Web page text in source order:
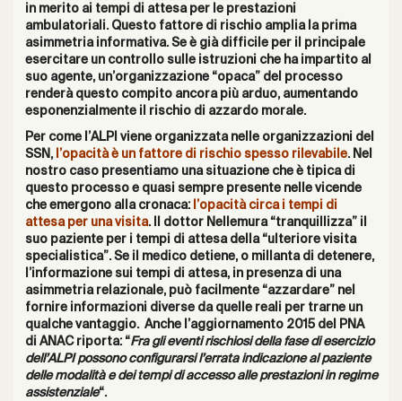
in merito ai tempi di attesa per le prestazioni
ambulatoriali. Questo fattore di rischio amplia la prima
asimmetria informativa. Se è già difficile per il principale
esercitare un controllo sulle istruzioni che ha impartito al
suo agente, un’organizzazione “opaca” del processo
renderà questo compito ancora più arduo, aumentando
esponenzialmente il rischio di azzardo morale.
Per come l’ALPI viene organizzata nelle organizzazioni del
SSN, l’opacità è un fattore di rischio spesso rilevabile. Nel
nostro caso presentiamo una situazione che è tipica di
questo processo e quasi sempre presente nelle vicende
che emergono alla cronaca: l’opacità circa i tempi di
attesa per una visita. Il dottor Nellemura “tranquillizza” il
suo paziente per i tempi di attesa della “ulteriore visita
specialistica”. Se il medico detiene, o millanta di detenere,
l’informazione sui tempi di attesa, in presenza di una
asimmetria relazionale, può facilmente “azzardare” nel
fornire informazioni diverse da quelle reali per trarne un
qualche vantaggio. Anche l’aggiornamento 2015 del PNA
di ANAC riporta: “Fra gli eventi rischiosi della fase di esercizio
dell’ALPI possono configurarsi l’errata indicazione al paziente
delle modalità e dei tempi di accesso alle prestazioni in regime
assistenziale“.